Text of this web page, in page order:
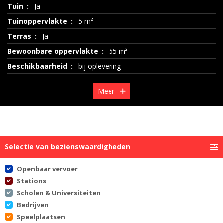
Tuin
Ja
Tuinoppervlakte
5 m²
Terras
Ja
Bewoonbare oppervlakte
55 m²
Beschikbaarheid
bij oplevering
Meer
Selectie van bezienswaardigheden
Openbaar vervoer
Stations
Scholen & Universiteiten
Bedrijven
Speelplaatsen